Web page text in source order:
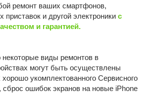
ремонт ваших смартфонов,
приставок и другой электроники с
и гарантией.
виды ремонтов в
могут быть осуществлены
укомплектованного Сервисного
сброс ошибок экранов на новые iPhone
ОГРНИП:
Карьера